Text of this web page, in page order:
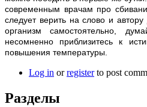
современным врачам про
следует верить на слово и
организм самостоятельно,
несомненно приблизитесь к
повышения температуры.
Log in orregisterto post
Разделы